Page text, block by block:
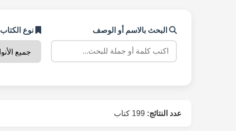
البحث بالاسم أو الوصف نوع الكتاب
عدد النتائج: